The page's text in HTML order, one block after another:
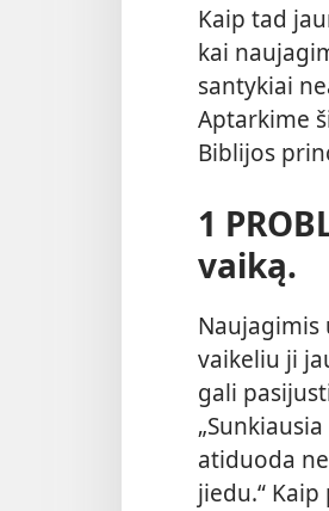
Kaip tad
kai
santykiai
Aptarkime
Biblijos
1
vaiką.
Naujagimis
vaikeliu ji
gali
atiduoda
jiedu.“